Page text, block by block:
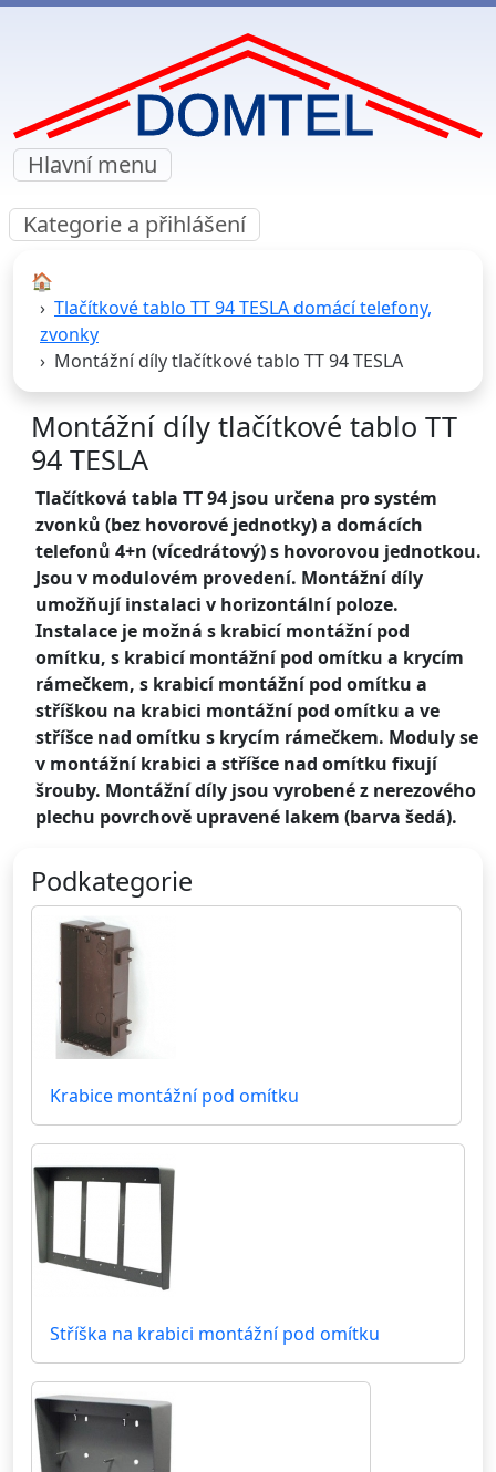
Hlavní menu
Kategorie a přihlášení
🏠︎
Tlačítkové tablo TT 94 TESLA domácí telefony,
zvonky
Montážní díly tlačítkové tablo TT 94 TESLA
Montážní díly tlačítkové tablo TT
94 TESLA
Tlačítková tabla TT 94 jsou určena pro systém
zvonků (bez hovorové jednotky) a domácích
telefonů 4+n (vícedrátový) s hovorovou jednotkou.
Jsou v modulovém provedení. Montážní díly
umožňují instalaci v horizontální poloze.
Instalace je možná s krabicí montážní pod
omítku, s krabicí montážní pod omítku a krycím
rámečkem, s krabicí montážní pod omítku a
stříškou na krabici montážní pod omítku a ve
stříšce nad omítku s krycím rámečkem. Moduly se
v montážní krabici a stříšce nad omítku fixují
šrouby. Montážní díly jsou vyrobené z nerezového
plechu povrchově upravené lakem (barva šedá).
Podkategorie
Krabice montážní pod omítku
Stříška na krabici montážní pod omítku